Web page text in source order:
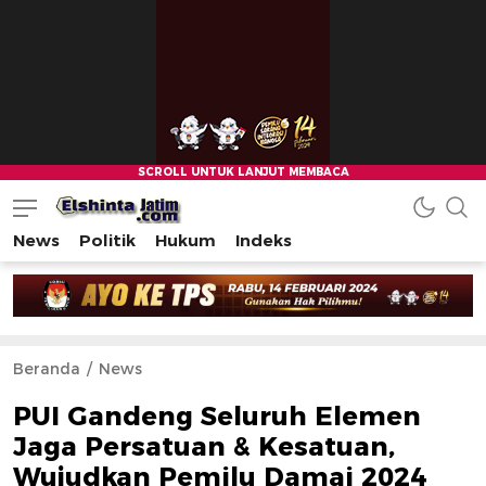
News Politik Hukum Indeks
Beranda News
PUI Gandeng Seluruh Elemen
Jaga Persatuan & Kesatuan,
Wujudkan Pemilu Damai 2024